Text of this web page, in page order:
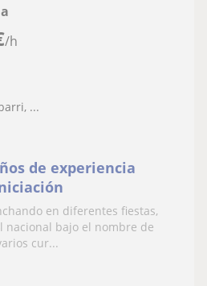
/h
...
de experiencia
en diferentes fiestas,
nacional bajo el nombre de
cur...